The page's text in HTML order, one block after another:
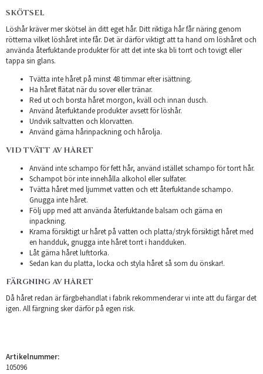
SKÖTSEL
Löshår kräver mer skötsel än ditt eget hår. Ditt riktiga hår får näring genom
rötterna vilket löshåret inte får. Det är därför viktigt att ta hand om löshåret och
använda återfuktande produkter för att det inte ska bli torrt och tovigt eller
tappa sin glans.
Tvätta inte håret på minst 48 timmar efter isättning.
Ha håret flätat när du sover eller tränar.
Red ut och borsta håret morgon, kväll och innan dusch.
Använd återfuktande produkter avsett för löshår.
Undvik saltvatten och klorvatten.
Använd gärna hårinpackning och hårolja.
VID TVÄTT AV HÅRET
Använd inte schampo för fett hår, använd istället schampo för torrt hår.
Schampot bör inte innehålla alkohol eller sulfater.
Tvätta håret med ljummet vatten och ett återfuktande schampo.
Gnugga inte håret.
Följ upp med att använda återfuktande balsam och gärna en
inpackning.
Krama försiktigt ur håret på vatten och platta/stryk försiktigt håret med
en handduk, gnugga inte håret torrt i handduken.
Låt gärna håret lufttorka.
Sedan kan du platta, locka och styla håret så som du önskar!.
FÄRGNING AV HÅRET
Då håret redan är färgbehandlat i fabrik rekommenderar vi inte att du färgar det
igen. All färgning sker därför på egen risk.
Artikelnummer:
105096